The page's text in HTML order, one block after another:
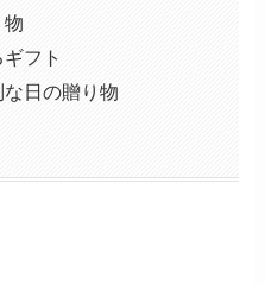
物
フト
日の贈り物